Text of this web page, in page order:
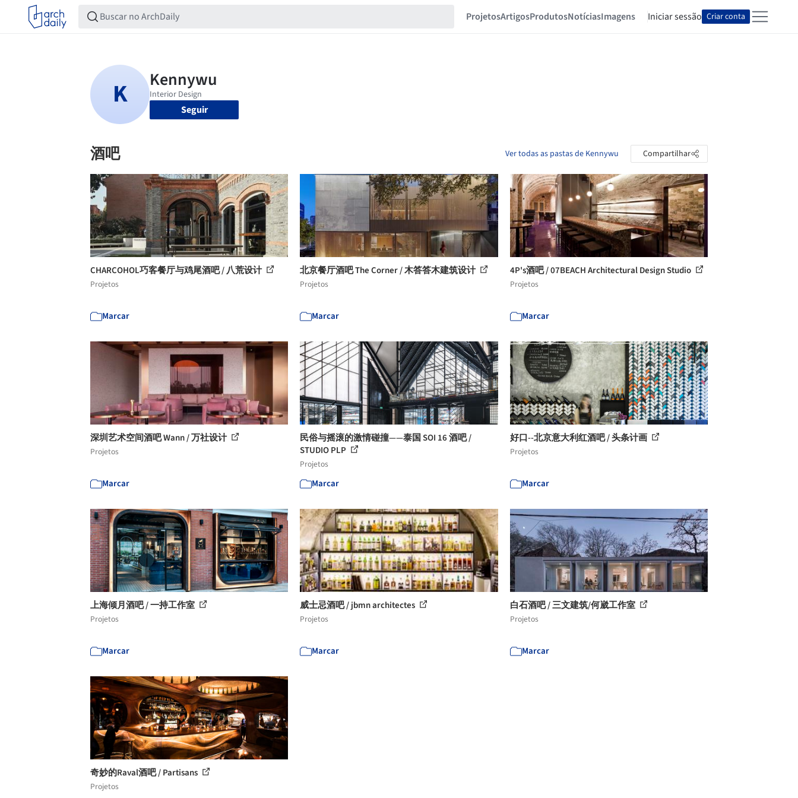
ProjetosArtigosProdutosNotíciasImagens Iniciar sessão Criar conta
Seguir
酒吧 Ver todas as pastas de Kennywu Compartilhar
CHARCOHOL巧客餐厅与鸡尾酒吧 / 八荒设计
Projetos
Marcar
北京餐厅酒吧 The Corner / 木答答木建筑设计
Projetos
Marcar
4P's酒吧 / 07BEACH Architectural Design Studio
Projetos
Marcar
深圳艺术空间酒吧 Wann / 万社设计
Projetos
Marcar
民俗与摇滚的激情碰撞——泰国 SOI 16 酒吧 /
STUDIO PLP
Projetos
Marcar
好口--北京意大利红酒吧 / 头条计画
Projetos
Marcar
上海倾月酒吧 / 一持工作室
Projetos
Marcar
威士忌酒吧 / jbmn architectes
Projetos
Marcar
白石酒吧 / 三文建筑/何崴工作室
Projetos
Marcar
奇妙的Raval酒吧 / Partisans
Projetos